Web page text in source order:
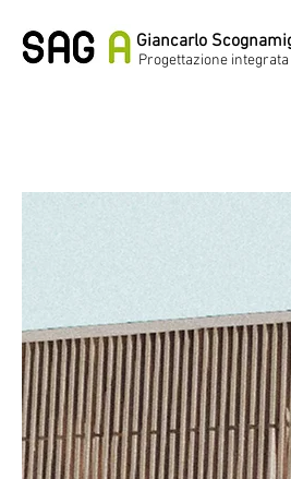
Giancarlo
Progettazione integrata